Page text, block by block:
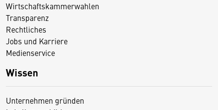
Wirtschaftskammerwahlen
Transparenz
Rechtliches
Jobs und Karriere
Medienservice
Wissen
Unternehmen gründen